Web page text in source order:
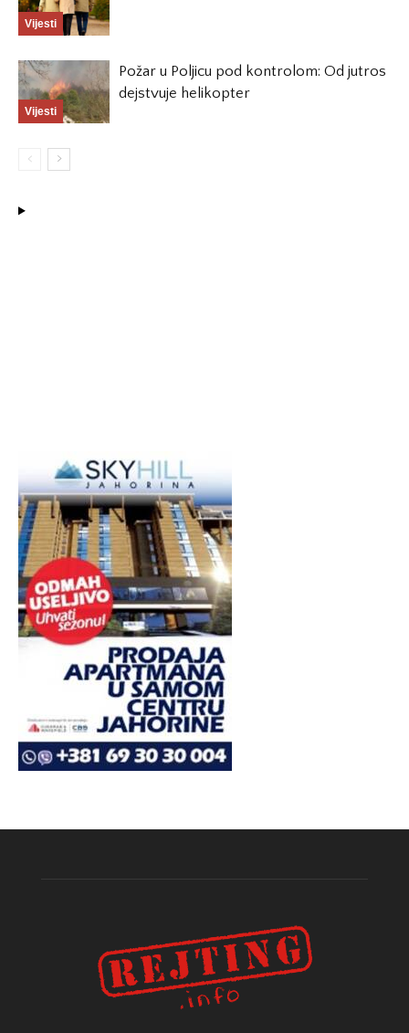
Vijesti
Vijesti
Požar u Poljicu pod kontrolom: Od jutros
dejstvuje helikopter